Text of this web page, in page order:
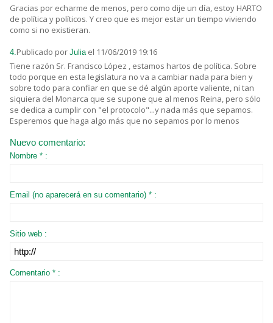
Gracias por echarme de menos, pero como dije un día, estoy HARTO
de política y políticos. Y creo que es mejor estar un tiempo viviendo
como si no existieran.
4. Publicado por Julia el 11/06/2019 19:16
Tiene razón Sr. Francisco López , estamos hartos de política. Sobre
todo porque en esta legislatura no va a cambiar nada para bien y
sobre todo para confiar en que se dé algún aporte valiente, ni tan
siquiera del Monarca que se supone que al menos Reina, pero sólo
se dedica a cumplir con "el protocolo"...y nada más que sepamos.
Esperemos que haga algo más que no sepamos por lo menos
Nuevo comentario:
Nombre * :
Email (no aparecerá en su comentario) * :
Sitio web :
Comentario * :